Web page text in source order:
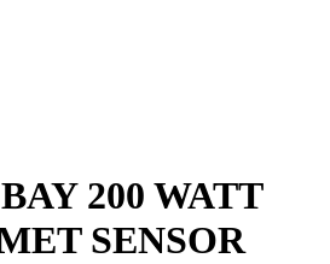
200 WATT
SENSOR